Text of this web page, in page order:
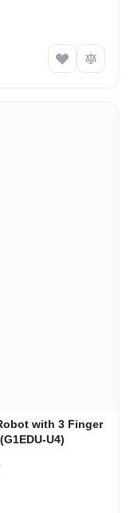
with 3 Finger
U4)